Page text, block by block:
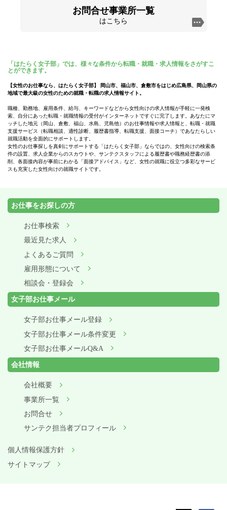
お問合せ事業所一覧
はこちら
「はたらく女子部」では、様々な条件から転職・就職・求人情報をさがすこ
とができます。
【女性のお仕事なら、はたらく女子部】 岡山市、福山市、倉敷市をはじめ広島県、岡山県の
地域で最大級の女性のための就職・転職の求人情報サイト。
職種、勤務地、雇用条件、給与、キーワードなどから女性向けの求人情報が手軽に一発検
索、自分にあった転職・就職情報の受付がインターネットですぐに完了します。あなたにマ
ッチした地元（岡山、倉敷、福山、水島、児島他）のお仕事情報や求人情報と、転職・就職
支援サービス（転職相談、適性診断、履歴書指導、転職支援、面接コーチ）であなたらしい
就職活動を全面的にサポートします。
女性のお仕事探しを真剣にサポートする「はたらく女子部」ならではの、女性向けの検索条
件の設置、求人企業からのスカウトや、サンテクスタッフによる履歴書や職務経歴書の添
削、各面接内容が事前にわかる「面接アドバイス」など、女性の就職に役立つ多彩なサービ
スも充実した女性向けの就職サイトです。
お仕事をお探しの方
お仕事検索
最近見た求人
よくあるご質問
雇用形態について
相談会・登録会
女子部お仕事メール
女子部お仕事メール登録
女子部お仕事メール条件変更
女子部お仕事メールQ&A
会社情報
会社概要
事業所一覧
お問合せ
サンテク担当者プロフィール
個人情報保護方針
サイトマップ